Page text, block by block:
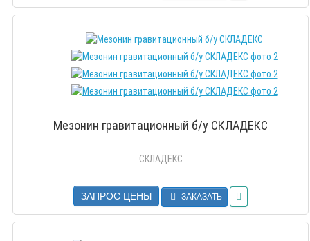
Мезонин гравитационный б/у СКЛАДЕКС
СКЛАДЕКС
ЗАПРОС ЦЕНЫ ЗАКАЗАТЬ